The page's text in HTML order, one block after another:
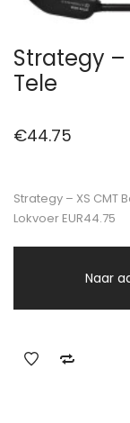
Strategy –
Tele
€44.75
Strategy – XS CMT
Lokvoer EUR44.75
Naar